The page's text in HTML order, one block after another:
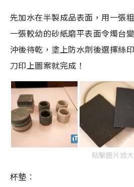
先加水在半製成品表面，用一張
一張較幼的砂紙磨平表面令燭台
沖後待乾，塗上防水劑後選擇絲
刀印上圖案就完成！
點擊圖片放大
杯墊︰